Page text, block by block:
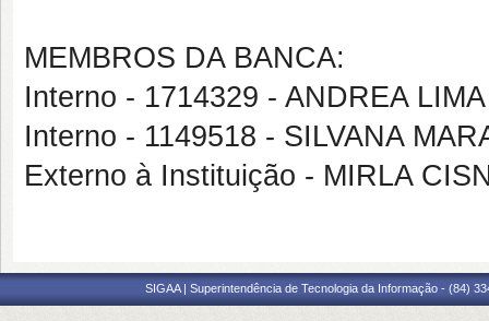
MEMBROS DA BANCA:
Interno - 1714329 - ANDREA
Interno - 1149518 - SILVANA
Externo à Instituição - MIRLA
SIGAA | Superintendência de Tecnologia da Informação - (84)